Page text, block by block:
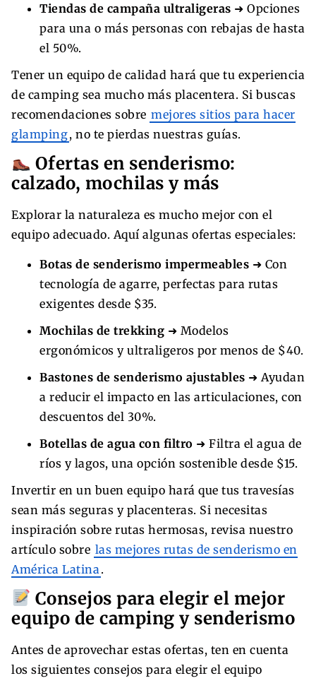
Tiendas de campaña ultraligeras ➜ Opciones
para una o más personas con rebajas de hasta
el 50%.
Tener un equipo de calidad hará que tu experiencia
de camping sea mucho más placentera. Si buscas
recomendaciones sobre mejores sitios para hacer
glamping, no te pierdas nuestras guías.
Ofertas en senderismo:
calzado, mochilas y más
Explorar la naturaleza es mucho mejor con el
equipo adecuado. Aquí algunas ofertas especiales:
Botas de senderismo impermeables ➜ Con
tecnología de agarre, perfectas para rutas
exigentes desde $35.
Mochilas de trekking ➜ Modelos
ergonómicos y ultraligeros por menos de $40.
Bastones de senderismo ajustables ➜ Ayudan
a reducir el impacto en las articulaciones, con
descuentos del 30%.
Botellas de agua con filtro ➜ Filtra el agua de
ríos y lagos, una opción sostenible desde $15.
Invertir en un buen equipo hará que tus travesías
sean más seguras y placenteras. Si necesitas
inspiración sobre rutas hermosas, revisa nuestro
artículo sobre las mejores rutas de senderismo en
América Latina .
Consejos para elegir el mejor
equipo de camping y senderismo
Antes de aprovechar estas ofertas, ten en cuenta
los siguientes consejos para elegir el equipo